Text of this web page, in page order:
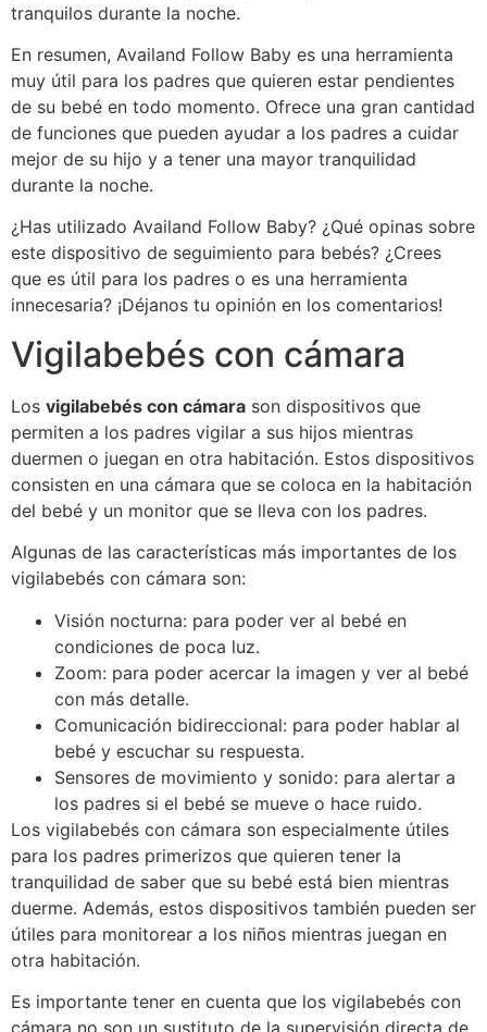
tranquilos durante la noche.
En resumen, Availand Follow Baby es una herramienta
muy útil para los padres que quieren estar pendientes
de su bebé en todo momento. Ofrece una gran cantidad
de funciones que pueden ayudar a los padres a cuidar
mejor de su hijo y a tener una mayor tranquilidad
durante la noche.
¿Has utilizado Availand Follow Baby? ¿Qué opinas sobre
este dispositivo de seguimiento para bebés? ¿Crees
que es útil para los padres o es una herramienta
innecesaria? ¡Déjanos tu opinión en los comentarios!
Vigilabebés con cámara
Los vigilabebés con cámara son dispositivos que
permiten a los padres vigilar a sus hijos mientras
duermen o juegan en otra habitación. Estos dispositivos
consisten en una cámara que se coloca en la habitación
del bebé y un monitor que se lleva con los padres.
Algunas de las características más importantes de los
vigilabebés con cámara son:
Visión nocturna: para poder ver al bebé en
condiciones de poca luz.
Zoom: para poder acercar la imagen y ver al bebé
con más detalle.
Comunicación bidireccional: para poder hablar al
bebé y escuchar su respuesta.
Sensores de movimiento y sonido: para alertar a
los padres si el bebé se mueve o hace ruido.
Los vigilabebés con cámara son especialmente útiles
para los padres primerizos que quieren tener la
tranquilidad de saber que su bebé está bien mientras
duerme. Además, estos dispositivos también pueden ser
útiles para monitorear a los niños mientras juegan en
otra habitación.
Es importante tener en cuenta que los vigilabebés con
cámara no son un sustituto de la supervisión directa de